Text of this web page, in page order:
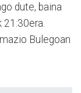
dute, baina
Bulegoan